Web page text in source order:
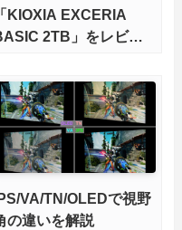
「KIOXIA EXCERIA
2TB」をレビュ
、高性能、高コスパを
実現！
VA/TN/OLEDで視野
の違いを解説